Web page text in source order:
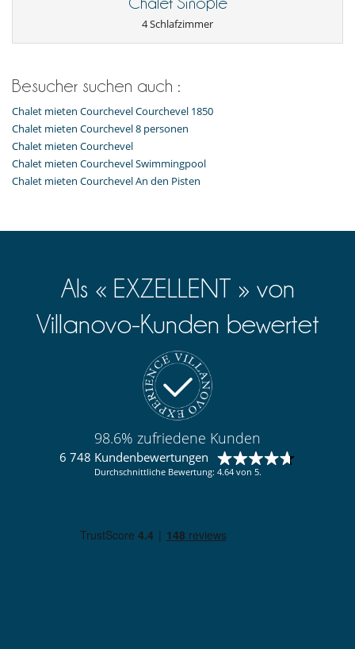
Skischuhwärmern
Chalet Sinople
4 Schlafzimmer
Besucher suchen auch :
Chalet mieten Courchevel Courchevel 1850
Chalet mieten Courchevel 8 personen
Chalet mieten Courchevel
Chalet mieten Courchevel Swimmingpool
Chalet mieten Courchevel An den Pisten
Als « EXZELLENT » von
Villanovo-Kunden bewertet
98.6% zufriedene Kunden
6 748 Kundenbewertungen
Durchschnittliche Bewertung: 4.64 von 5.